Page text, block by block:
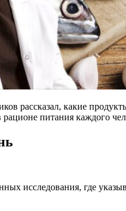
рассказал, какие
питания каждого
исследования, где